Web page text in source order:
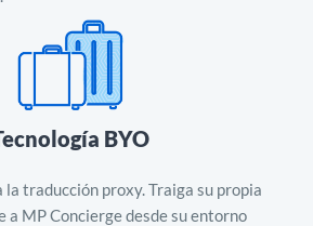
BYO
la traducción proxy. Traiga su propia
a MP Concierge desde su entorno